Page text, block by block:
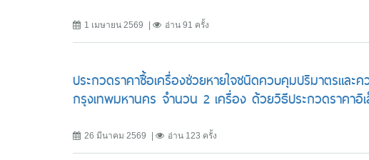
1 เมษายน 2569 อ่าน 91 ครั้ง
ประกวดราคาซื้อเครื่องช่วยหายใจชนิดควบคุมปริมาตรแล
กรุงเทพมหานคร จำนวน 2 เครื่อง ด้วยวิธีประกวดราคาอิ
26 มีนาคม 2569 อ่าน 123 ครั้ง